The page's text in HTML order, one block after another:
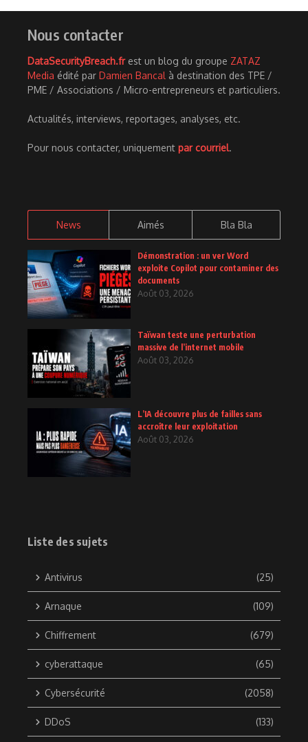
Nous contacter
DataSecurityBreach.frest un blog du groupe ZATAZ
Media édité par Damien Bancal à destination des TPE /
PME / Associations / Micro-entrepreneurs et particuliers.
Actualités, interviews, reportages, analyses, etc.
Pour nous contacter, uniquement par courriel.
News Aimés Bla Bla
Démonstration : un ver Word
exploite Copilot pour contaminer des
documents
Août 03, 2026
Taïwan teste une perturbation
massive de l’internet mobile
Août 03, 2026
L’IA découvre plus de failles sans
accroître leur exploitation
Août 03, 2026
Liste des sujets
Antivirus (25)
Arnaque (109)
Chiffrement (679)
cyberattaque (65)
Cybersécurité (2058)
DDoS (133)